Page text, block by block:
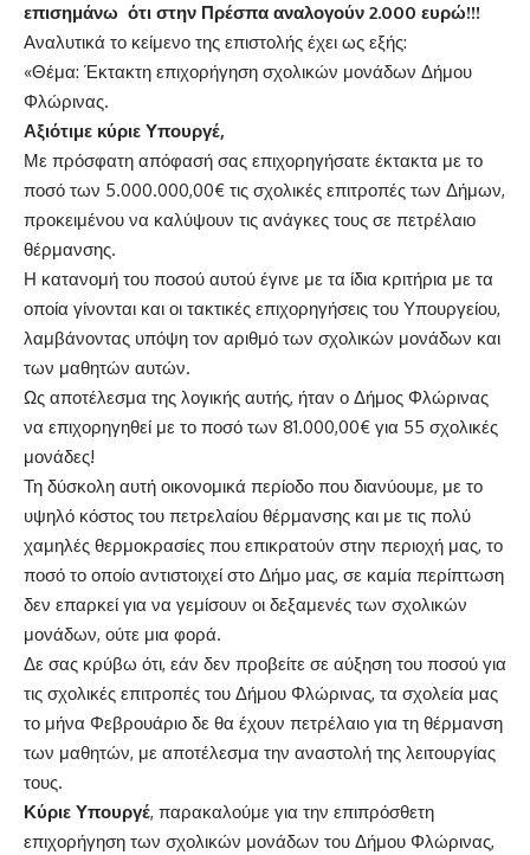
επισημάνω ότι στην Πρέσπα αναλογούν 2.000 ευρώ!!!
Αναλυτικά το κείμενο της επιστολής έχει ως εξής:
«Θέμα: Έκτακτη επιχορήγηση σχολικών μονάδων Δήμου
Φλώρινας.
Αξιότιμε κύριε Υπουργέ,
Με πρόσφατη απόφασή σας επιχορηγήσατε έκτακτα με το
ποσό των 5.000.000,00€ τις σχολικές επιτροπές των Δήμων,
προκειμένου να καλύψουν τις ανάγκες τους σε πετρέλαιο
θέρμανσης.
Η κατανομή του ποσού αυτού έγινε με τα ίδια κριτήρια με τα
οποία γίνονται και οι τακτικές επιχορηγήσεις του Υπουργείου,
λαμβάνοντας υπόψη τον αριθμό των σχολικών μονάδων και
των μαθητών αυτών.
Ως αποτέλεσμα της λογικής αυτής, ήταν ο Δήμος Φλώρινας
να επιχορηγηθεί με το ποσό των 81.000,00€ για 55 σχολικές
μονάδες!
Τη δύσκολη αυτή οικονομικά περίοδο που διανύουμε, με το
υψηλό κόστος του πετρελαίου θέρμανσης και με τις πολύ
χαμηλές θερμοκρασίες που επικρατούν στην περιοχή μας, το
ποσό το οποίο αντιστοιχεί στο Δήμο μας, σε καμία περίπτωση
δεν επαρκεί για να γεμίσουν οι δεξαμενές των σχολικών
μονάδων, ούτε μια φορά.
Δε σας κρύβω ότι, εάν δεν προβείτε σε αύξηση του ποσού για
τις σχολικές επιτροπές του Δήμου Φλώρινας, τα σχολεία μας
το μήνα Φεβρουάριο δε θα έχουν πετρέλαιο για τη θέρμανση
των μαθητών, με αποτέλεσμα την αναστολή της λειτουργίας
τους.
Κύριε Υπουργέ, παρακαλούμε για την επιπρόσθετη
επιχορήγηση των σχολικών μονάδων του Δήμου Φλώρινας,